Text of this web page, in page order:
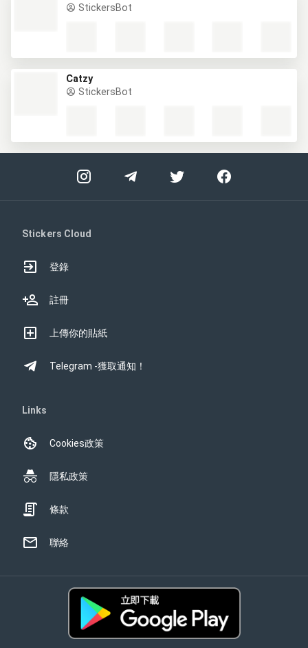
StickersBot
Catzy
StickersBot
Stickers Cloud
登錄
註冊
上傳你的貼紙
Telegram -獲取通知！
Links
Cookies政策
隱私政策
條款
聯絡